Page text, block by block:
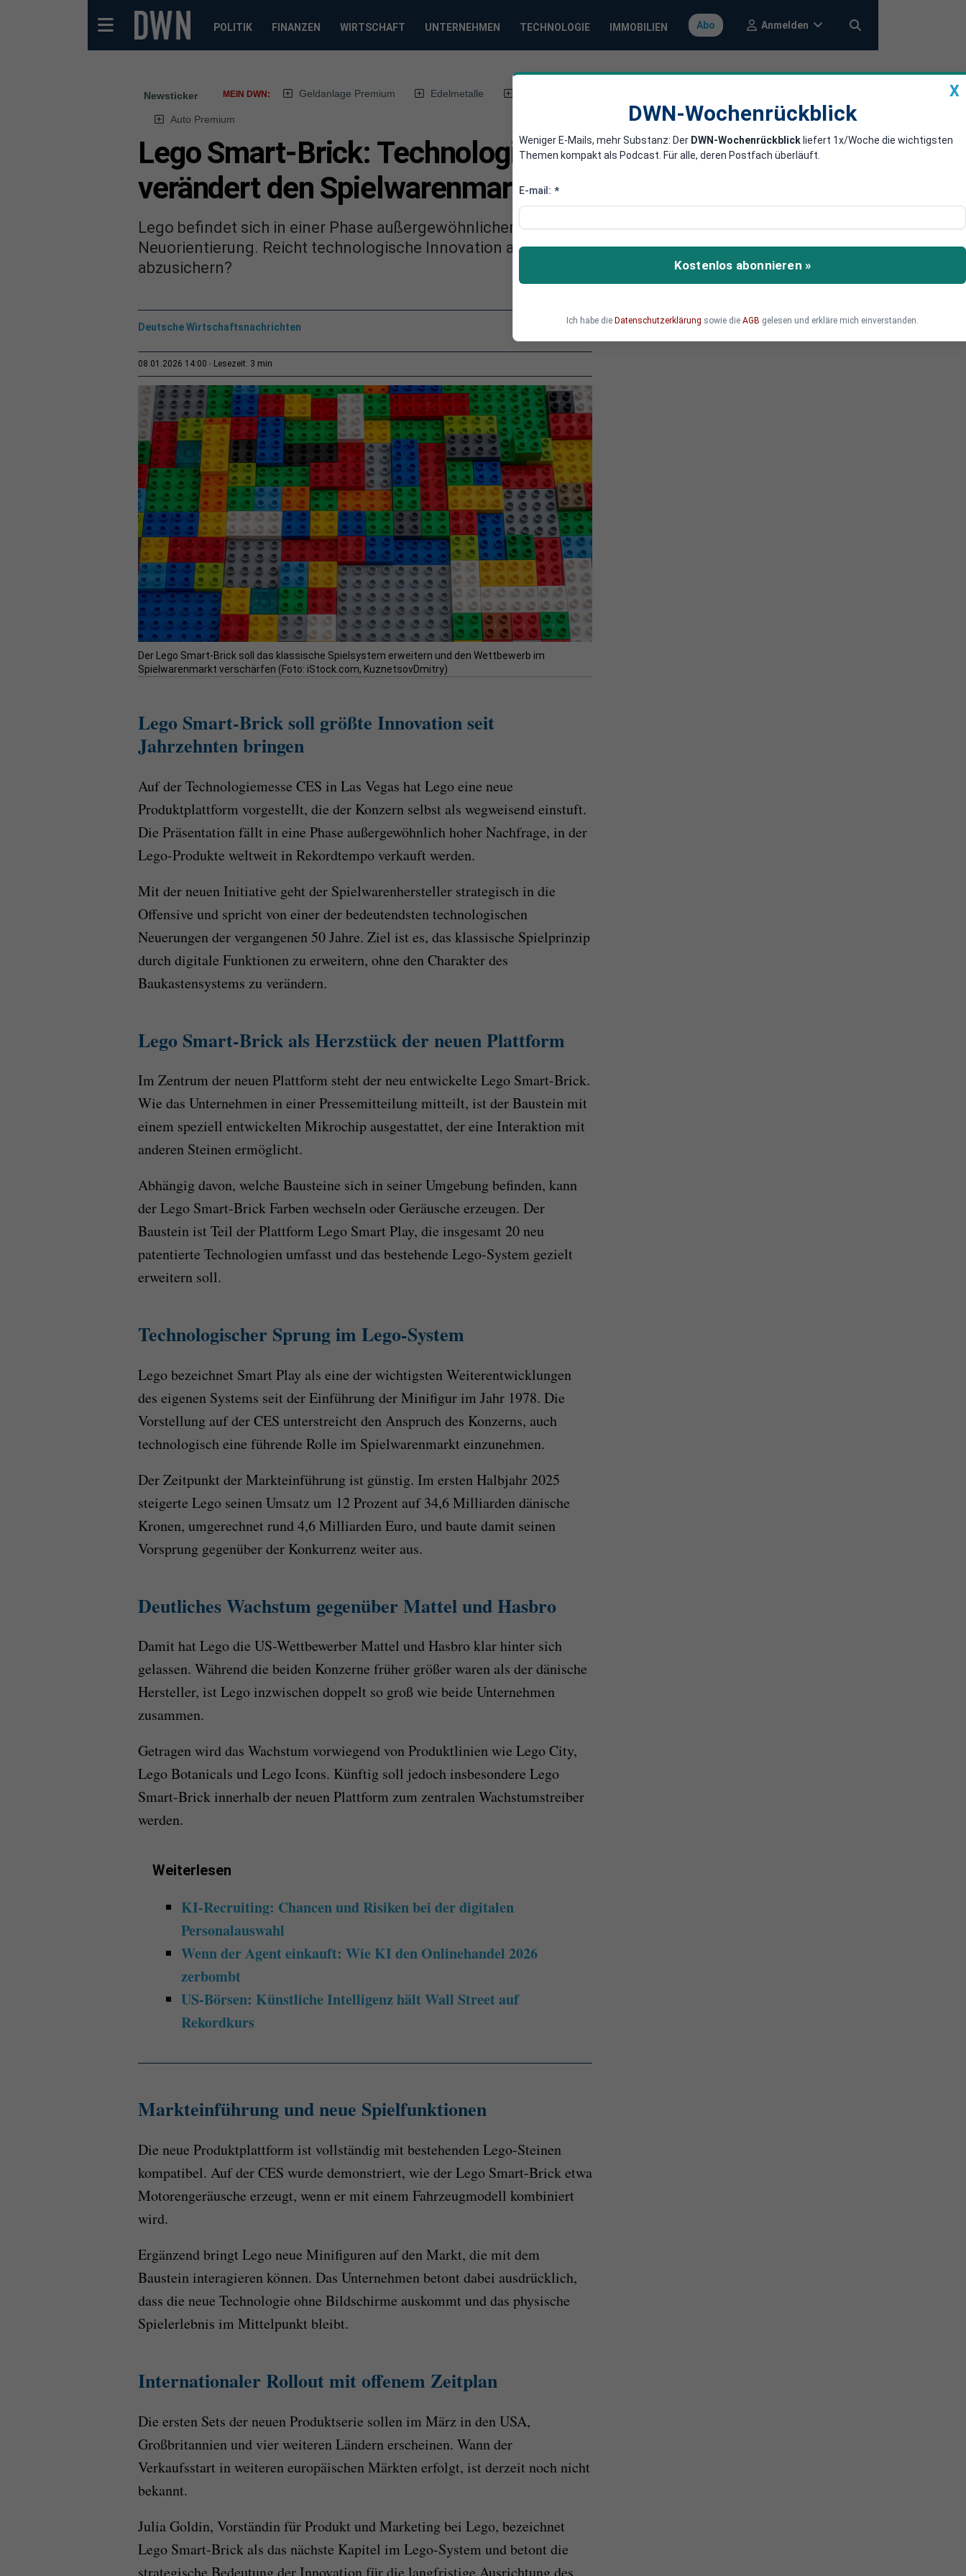
POLITIK FINANZEN WIRTSCHAFT UNTERNEHMEN TECHNOLOGIE IMMOBILIEN Abo Anmelden
Newsticker MEIN DWN: Geldanlage Premium Edelmetalle
Auto Premium
Lego Smart-Brick: Technologischer Meilenstein
verändert den Spielwarenmarkt
Lego befindet sich in einer Phase außergewöhnlicher Marktdynamik und strategischer
Neuorientierung. Reicht technologische Innovation aus, um das Kerngeschäft langfristig
abzusichern?
Deutsche Wirtschaftsnachrichten
08.01.2026 14:00 Lesezeit: 3 min
Der Lego Smart-Brick soll das klassische Spielsystem erweitern und den Wettbewerb im
Spielwarenmarkt verschärfen (Foto: iStock.com, KuznetsovDmitry)
Lego Smart-Brick soll größte Innovation seit
Jahrzehnten bringen
Auf der Technologiemesse CES in Las Vegas hat Lego eine neue
Produktplattform vorgestellt, die der Konzern selbst als wegweisend einstuft.
Die Präsentation fällt in eine Phase außergewöhnlich hoher Nachfrage, in der
Lego-Produkte weltweit in Rekordtempo verkauft werden.
Mit der neuen Initiative geht der Spielwarenhersteller strategisch in die
Offensive und spricht von einer der bedeutendsten technologischen
Neuerungen der vergangenen 50 Jahre. Ziel ist es, das klassische Spielprinzip
durch digitale Funktionen zu erweitern, ohne den Charakter des
Baukastensystems zu verändern.
Lego Smart-Brick als Herzstück der neuen Plattform
Im Zentrum der neuen Plattform steht der neu entwickelte Lego Smart-Brick.
Wie das Unternehmen in einer Pressemitteilung mitteilt, ist der Baustein mit
einem speziell entwickelten Mikrochip ausgestattet, der eine Interaktion mit
anderen Steinen ermöglicht.
Abhängig davon, welche Bausteine sich in seiner Umgebung befinden, kann
der Lego Smart-Brick Farben wechseln oder Geräusche erzeugen. Der
Baustein ist Teil der Plattform Lego Smart Play, die insgesamt 20 neu
patentierte Technologien umfasst und das bestehende Lego-System gezielt
erweitern soll.
Technologischer Sprung im Lego-System
Lego bezeichnet Smart Play als eine der wichtigsten Weiterentwicklungen
des eigenen Systems seit der Einführung der Minifigur im Jahr 1978. Die
Vorstellung auf der CES unterstreicht den Anspruch des Konzerns, auch
technologisch eine führende Rolle im Spielwarenmarkt einzunehmen.
Der Zeitpunkt der Markteinführung ist günstig. Im ersten Halbjahr 2025
steigerte Lego seinen Umsatz um 12 Prozent auf 34,6 Milliarden dänische
Kronen, umgerechnet rund 4,6 Milliarden Euro, und baute damit seinen
Vorsprung gegenüber der Konkurrenz weiter aus.
Deutliches Wachstum gegenüber Mattel und Hasbro
Damit hat Lego die US-Wettbewerber Mattel und Hasbro klar hinter sich
gelassen. Während die beiden Konzerne früher größer waren als der dänische
Hersteller, ist Lego inzwischen doppelt so groß wie beide Unternehmen
zusammen.
Getragen wird das Wachstum vorwiegend von Produktlinien wie Lego City,
Lego Botanicals und Lego Icons. Künftig soll jedoch insbesondere Lego
Smart-Brick innerhalb der neuen Plattform zum zentralen Wachstumstreiber
werden.
Weiterlesen
KI-Recruiting: Chancen und Risiken bei der digitalen
Personalauswahl
Wenn der Agent einkauft: Wie KI den Onlinehandel 2026
zerbombt
US-Börsen: Künstliche Intelligenz hält Wall Street auf
Rekordkurs
Markteinführung und neue Spielfunktionen
Die neue Produktplattform ist vollständig mit bestehenden Lego-Steinen
kompatibel. Auf der CES wurde demonstriert, wie der Lego Smart-Brick etwa
Motorengeräusche erzeugt, wenn er mit einem Fahrzeugmodell kombiniert
wird.
Ergänzend bringt Lego neue Minifiguren auf den Markt, die mit dem
Baustein interagieren können. Das Unternehmen betont dabei ausdrücklich,
dass die neue Technologie ohne Bildschirme auskommt und das physische
Spielerlebnis im Mittelpunkt bleibt.
Internationaler Rollout mit offenem Zeitplan
Die ersten Sets der neuen Produktserie sollen im März in den USA,
Großbritannien und vier weiteren Ländern erscheinen. Wann der
Verkaufsstart in weiteren europäischen Märkten erfolgt, ist derzeit noch nicht
bekannt.
Julia Goldin, Vorständin für Produkt und Marketing bei Lego, bezeichnet
Lego Smart-Brick als das nächste Kapitel im Lego-System und betont die
strategische Bedeutung der Innovation für die langfristige Ausrichtung des
X
DWN-Wochenrückblick
Weniger E-Mails, mehr Substanz: Der DWN-Wochenrückblick liefert 1x/Woche die wichtigsten
Themen kompakt als Podcast. Für alle, deren Postfach überläuft.
E-mail: *
Kostenlos abonnieren »
Ich habe die Datenschutzerklärung sowie die AGB gelesen und erkläre mich einverstanden.